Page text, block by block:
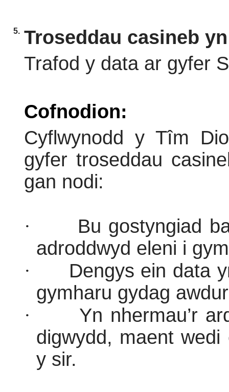
5. Troseddau casineb
Trafod y data ar gyfer
Cofnodion:
Cyflwynodd y Tîm
gyfer troseddau
gan nodi:
·
Bu gostyngiad
adroddwyd eleni i
·
Dengys ein data
gymharu gydag
·
Yn nhermau’r
digwydd, maent wedi
y sir.